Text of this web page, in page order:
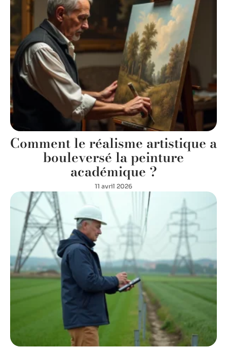
Comment le réalisme artistique a
bouleversé la peinture
académique ?
11 avril 2026